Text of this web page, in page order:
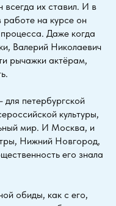
всегда их ставил. И в
работе на курсе он
Даже когда
Валерий Николаевич
рычажки актёрам,
петербургской
культуры,
мир. И Москва, и
Нижний Новгород,
его знала
обиды, как с его,